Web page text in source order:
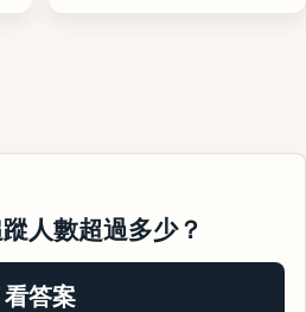
人數超過多少？
看答案